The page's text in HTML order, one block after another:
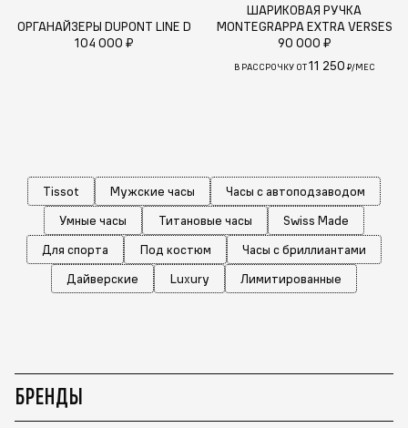
ОРГАНАЙЗЕРЫ DUPONT LINE D
104 000 ₽
ШАРИКОВАЯ РУЧКА
MONTEGRAPPA EXTRA VERSES
90 000 ₽
В РАССРОЧКУ ОТ11 250 ₽/МЕС
Tissot Мужские часы
Часы с автоподзаводом
Умные часы
Титановые часы
Swiss Made
Для спорта
Под костюм
Часы с бриллиантами
Дайверские
Luxury Лимитированные
БРЕНДЫ